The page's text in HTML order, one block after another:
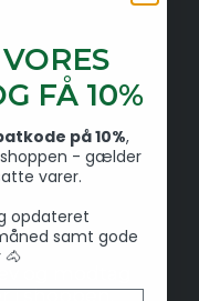
og modtag
i shoppen.
FÅ 10%
på 10%,
- gælder
varer.
opdateret
samt gode